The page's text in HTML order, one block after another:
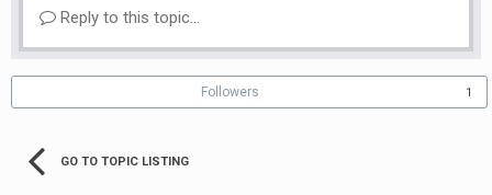
Reply to this topic...
Followers 1
GO TO TOPIC LISTING